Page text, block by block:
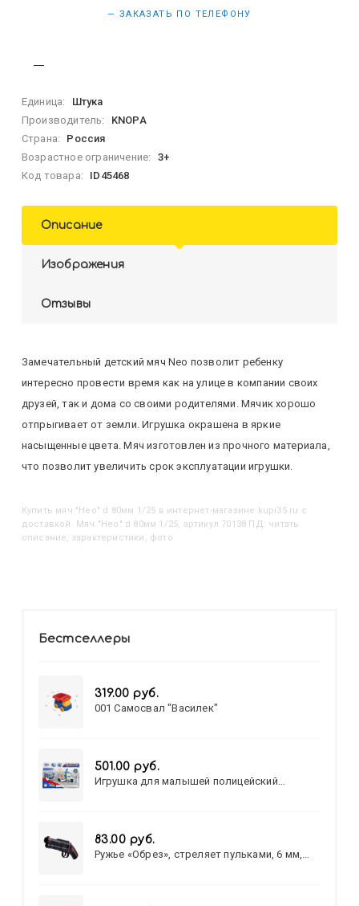
— ЗАКАЗАТЬ ПО ТЕЛЕФОНУ
Единица:
Штука
Производитель:
KNOPA
Страна:
Россия
Возрастное ограничение:
3+
Код товара:
ID45468
Описание
Изображения
Отзывы
Замечательный детский мяч Neo позволит ребенку
интересно провести время как на улице в компании своих
друзей, так и дома со своими родителями. Мячик хорошо
отпрыгивает от земли. Игрушка окрашена в яркие
насыщенные цвета. Мяч изготовлен из прочного материала,
что позволит увеличить срок эксплуатации игрушки.
Купить Мяч "Нео" d 80мм 1/25 в интернет-магазине kupi35.ru с
доставкой. Мяч "Нео" d 80мм 1/25, артикул 70138 ПД: читать
описание, характеристики, фото
Бестселлеры
319.00 руб.
001 Самосвал "Василек"
501.00 руб.
Игрушка для малышей полицейский
83.00 руб.
Ружье «Обрез», стреляет пульками, 6 мм,